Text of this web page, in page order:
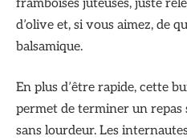
framboises juteuses, juste
d’olive et, si vous aimez, de
balsamique.
En plus d’être rapide, cette
permet de terminer un
sans lourdeur. Les